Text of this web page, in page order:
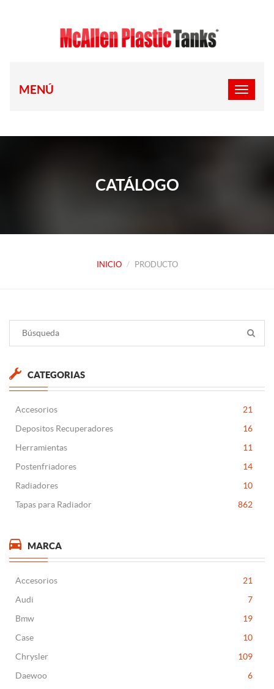
MENÚ
CATÁLOGO
INICIO PRODUCTO
CATEGORIAS
Accesorios
21
Depositos Recuperadores
16
Herramientas
11
Postenfriadores
14
Radiadores
10
Tapas para Radiador
862
MARCA
Accesorios
21
Audi
7
Bmw
19
Case
10
Chrysler
109
Daewoo
6